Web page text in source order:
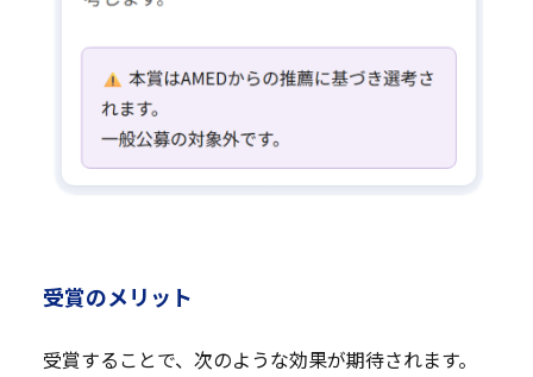
受賞のメリット
受賞することで、次のような効果が期待されます。